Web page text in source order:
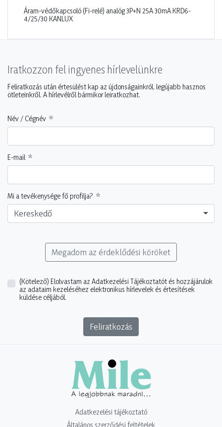
Áram-védőkapcsoló (Fi-relé) analóg 3P+N 25A 30mA KRD6-
4/25/30 KANLUX
Iratkozzon fel ingyenes hírlevelünkre
Feliratkozás után értesülést kap az újdonságainkról, legújabb hasznos
ötleteinkről. A hírlevélről bármikor leiratkozhat.
Név / Cégnév
E-mail
Mi a tevékenysége fő profilja?
Kereskedő
Megadom az érdeklődési köröket
(Kötelező) Elolvastam az Adatkezelési Tájékoztatót és hozzájárulok
az adataim kezeléséhez elektronikus hírlevelek és értesítések
küldése céljából.
Feliratkozás
Adatkezelési tájékoztató
Általános szerződési feltételek